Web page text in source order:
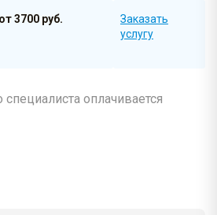
от 3700 руб.
Заказать
услугу
оплачивается